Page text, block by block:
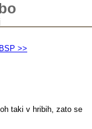
>>
taki v hribih, zato se